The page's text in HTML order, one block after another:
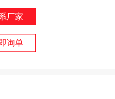
厂家
询单